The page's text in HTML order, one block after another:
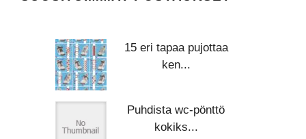
15 eri tapaa pujottaa
ken...
Puhdista wc-pönttö
kokiks...